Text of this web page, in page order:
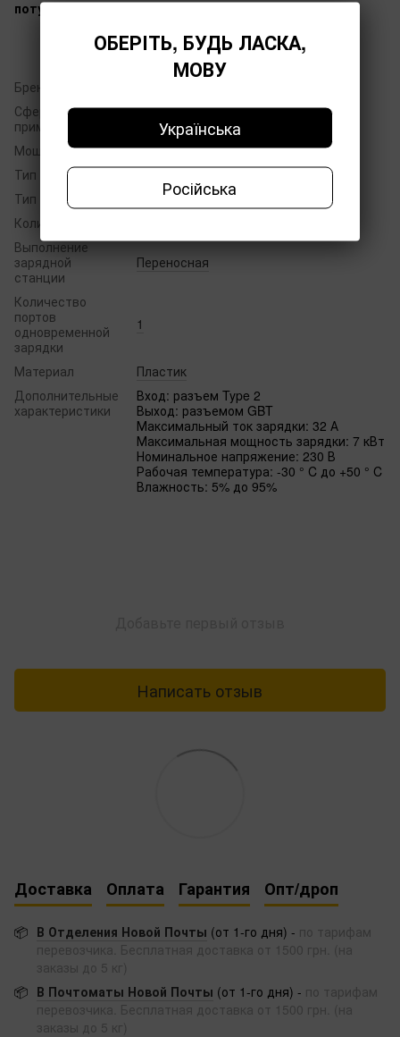
потужності.
Бренд
Сферы
применения
Для дома,Для коммерческого
использования
Мощность
7 кВт
Тип разъема
Тип
Переходники
Количество фаз
Выполнение
зарядной
станции
Переносная
Количество
портов
одновременной
зарядки
1
Материал
Пластик
Дополнительные
характеристики
Вход: разъем Type 2
Выход: разъемом GBT
Максимальный ток зарядки: 32 А
Максимальная мощность зарядки: 7 кВт
Номинальное напряжение: 230 В
Рабочая температура: -30 ° C до +50 ° C
Влажность: 5% до 95%
Написать отзыв
Доставка Оплата Гарантия Опт/дроп
📦 В Отделения Новой Почты (от 1-го дня) - по тарифам
перевозчика. Бесплатная доставка от 1500 грн. (на
заказы до 5 кг)
📦 В Почтоматы Новой Почты (от 1-го дня) - по тарифам
перевозчика. Бесплатная доставка от 1500 грн. (на
заказы до 5 кг)
ОБЕРІТЬ, БУДЬ ЛАСКА,
МОВУ
Українська
Російська